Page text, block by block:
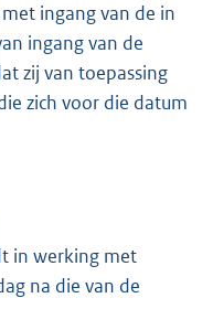
ingang van de in
ingang van de
zij van toepassing
zich voor die datum
in werking met
na die van de